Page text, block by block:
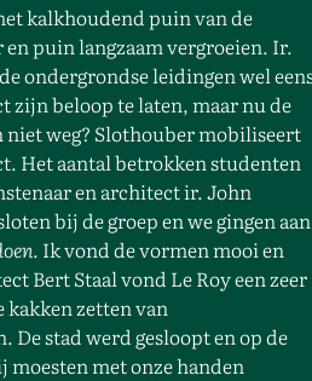
kalkhoudend puin van de
puin langzaam vergroeien. Ir.
ondergrondse leidingen wel
zijn beloop te laten, maar nu de
niet weg? Slothouber mobiliseert
Het aantal betrokken studenten
en architect ir. John
bij de groep en we gingen aan
. Ik vond de vormen mooi en
Bert Staal vond Le Roy een zeer
kakken zetten van
De stad werd gesloopt en op de
met onze handen